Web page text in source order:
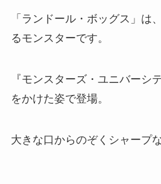
「ランドール・ボッグス」は
るモンスターです。
『モンスターズ・ユニバーシ
をかけた姿で登場。
大きな口からのぞくシャープ